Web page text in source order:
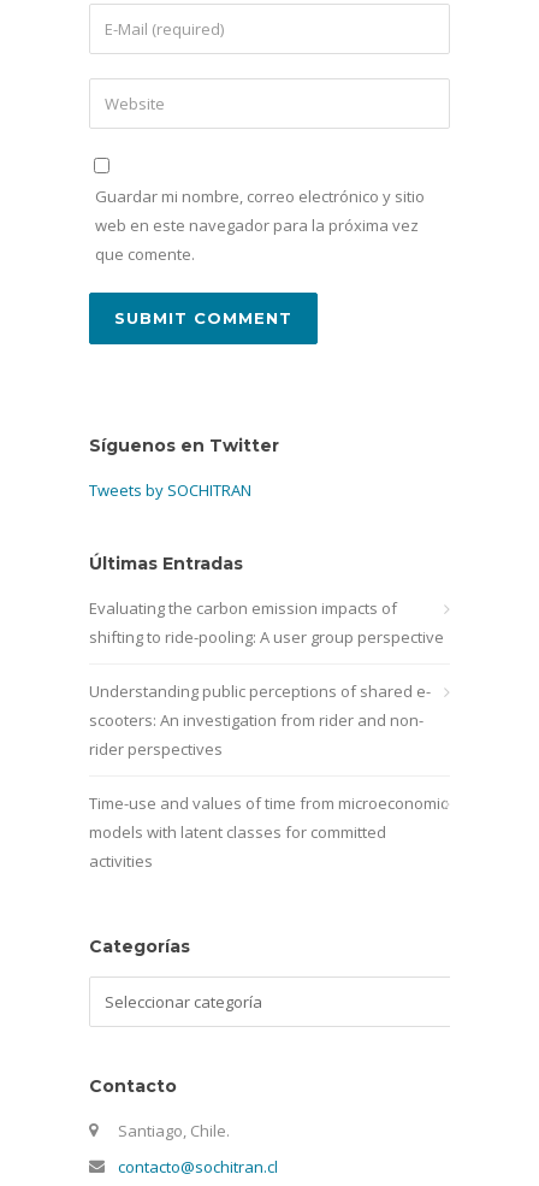
Guardar mi nombre, correo electrónico y sitio
web en este navegador para la próxima vez
que comente.
Síguenos en Twitter
Tweets by SOCHITRAN
Últimas Entradas
Evaluating the carbon emission impacts of
shifting to ride-pooling: A user group perspective
Understanding public perceptions of shared e-
scooters: An investigation from rider and non-
rider perspectives
Time-use and values of time from microeconomic
models with latent classes for committed
activities
Categorías
Contacto
Santiago, Chile.
contacto@sochitran.cl